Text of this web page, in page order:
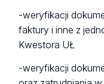
-weryfikacji
faktury i inne z
Kwestora UŁ
-weryfikacji